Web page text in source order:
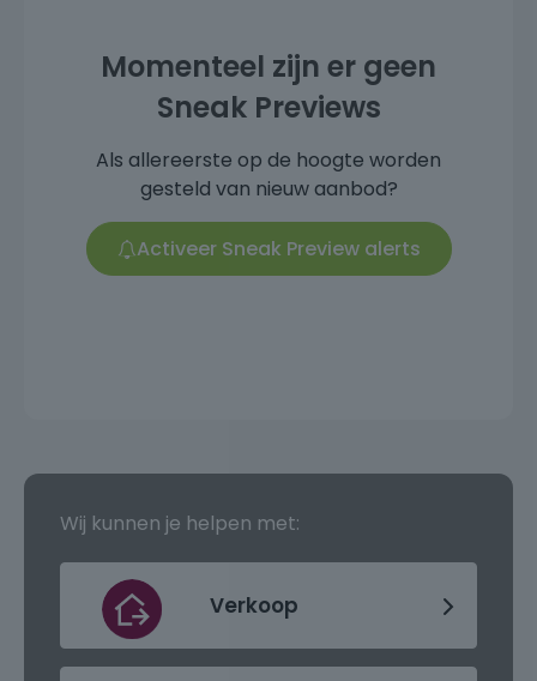
Momenteel zijn er geen
Sneak Previews
Als allereerste op de hoogte worden
gesteld van nieuw aanbod?
Activeer Sneak Preview alerts
Wij kunnen je helpen met:
Verkoop